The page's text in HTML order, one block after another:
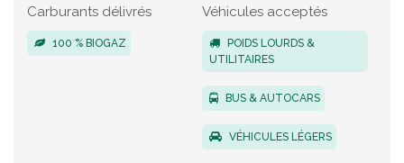
Carburants délivrés
100 % BIOGAZ
Véhicules acceptés
POIDS LOURDS &
UTILITAIRES
BUS & AUTOCARS
VÉHICULES LÉGERS